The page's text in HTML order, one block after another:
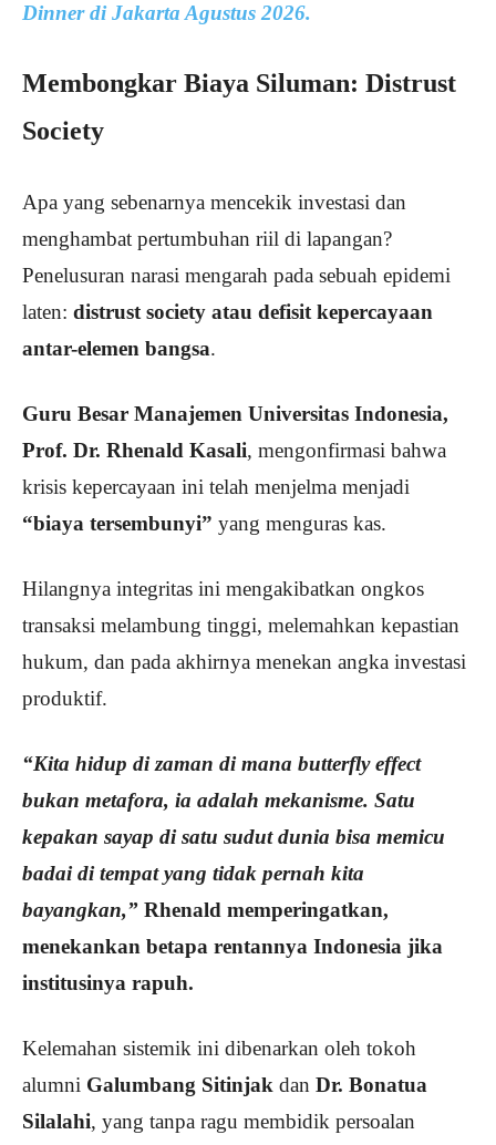
Dinner di Jakarta Agustus 2026.
Membongkar Biaya Siluman: Distrust
Society
Apa yang sebenarnya mencekik investasi dan
menghambat pertumbuhan riil di lapangan?
Penelusuran narasi mengarah pada sebuah epidemi
laten: distrust society atau defisit kepercayaan
antar-elemen bangsa.
Guru Besar Manajemen Universitas Indonesia,
Prof. Dr. Rhenald Kasali, mengonfirmasi bahwa
krisis kepercayaan ini telah menjelma menjadi
“biaya tersembunyi” yang menguras kas.
Hilangnya integritas ini mengakibatkan ongkos
transaksi melambung tinggi, melemahkan kepastian
hukum, dan pada akhirnya menekan angka investasi
produktif.
“Kita hidup di zaman di mana butterfly effect
bukan metafora, ia adalah mekanisme. Satu
kepakan sayap di satu sudut dunia bisa memicu
badai di tempat yang tidak pernah kita
bayangkan,” Rhenald memperingatkan,
menekankan betapa rentannya Indonesia jika
institusinya rapuh.
Kelemahan sistemik ini dibenarkan oleh tokoh
alumni Galumbang Sitinjak dan Dr. Bonatua
Silalahi, yang tanpa ragu membidik persoalan